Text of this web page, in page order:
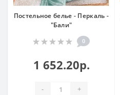
Постельное белье - Перкаль -
"Бали"
0
1 652.20р.
- +